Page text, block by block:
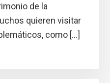
de la
quieren visitar
como […]